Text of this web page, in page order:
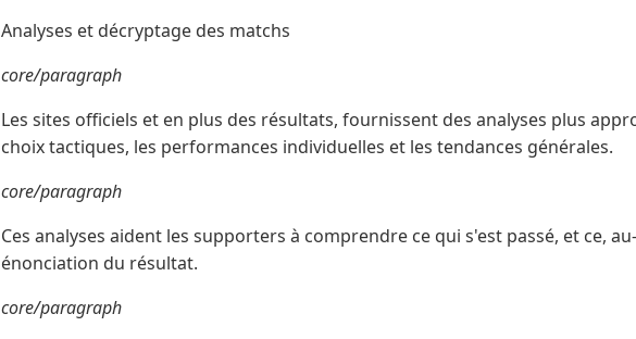
Analyses et décryptage des matchs
core/paragraph
Les sites officiels et en plus des résultats, fournissent des analyses plus
choix tactiques, les performances individuelles et les tendances générales.
core/paragraph
Ces analyses aident les supporters à comprendre ce qui s'est passé, et ce,
énonciation du résultat.
core/paragraph